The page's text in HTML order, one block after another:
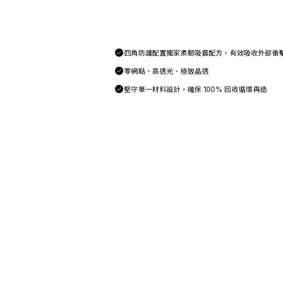
四角防護配置獨家柔韌吸震配方，有效吸收外部衝
零網點、高透光、極致晶透
堅守單一材料設計，確保 100% 回收循環再造